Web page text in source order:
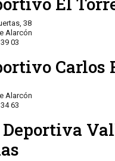
38
Alarcón
03
Carlos
Alarcón
63